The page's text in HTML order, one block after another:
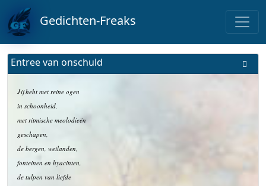
Gedichten-Freaks
Entree van onschuld
Jij hebt met reine ogen
in schoonheid,
met ritmische meolodieën
geschapen,
de bergen, weilanden,
fonteinen en hyacinten,
de tulpen van liefde